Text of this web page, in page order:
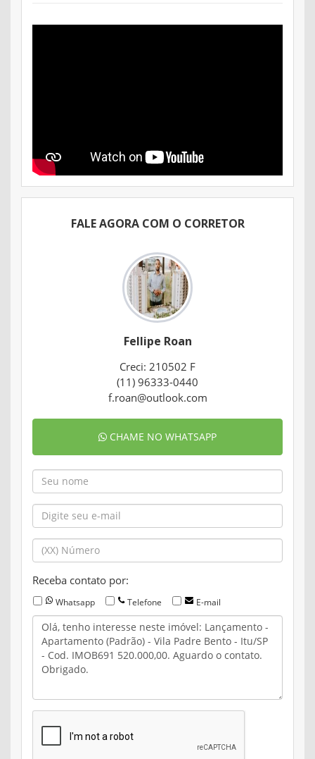
FALE AGORA COM O CORRETOR
Fellipe Roan
Creci: 210502 F
(11) 96333-0440
f.roan@outlook.com
CHAME NO WHATSAPP
Receba contato por:
Whatsapp Telefone E-mail